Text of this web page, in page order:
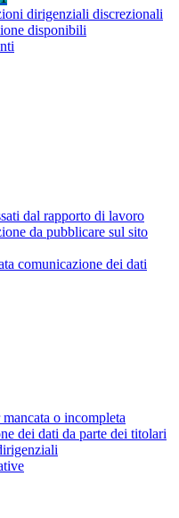
dirigenziali discrezionali
disponibili
dal rapporto di lavoro
da pubblicare sul sito
comunicazione dei dati
o incompleta
dei dati da parte dei titolari